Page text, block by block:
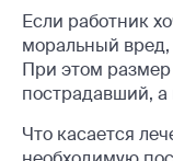
Если работник
моральный вред,
При этом
пострадавший,
Что касается